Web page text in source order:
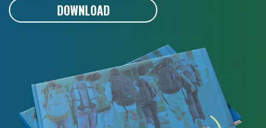
DOWNLOAD